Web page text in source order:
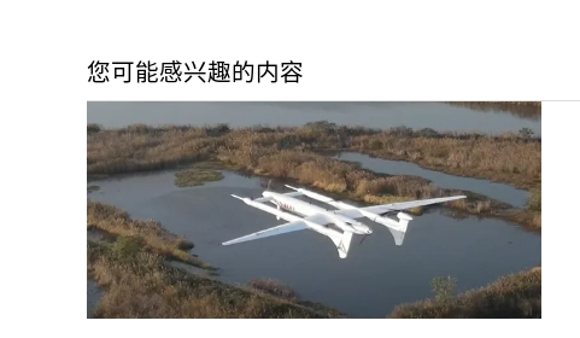
您可能感兴趣的内容